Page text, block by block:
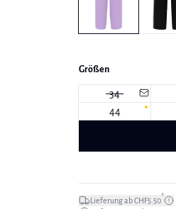
Größen
34
44
Lieferung ab CHF5.50*